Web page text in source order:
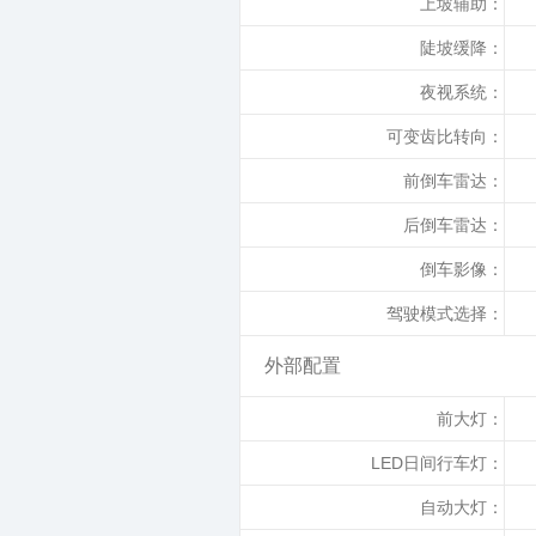
陡坡缓降：
夜视系统：
可变齿比转向：
前倒车雷达：
后倒车雷达：
倒车影像：
驾驶模式选择：
外部配置
前大灯：
LED日间行车灯：
自动大灯：